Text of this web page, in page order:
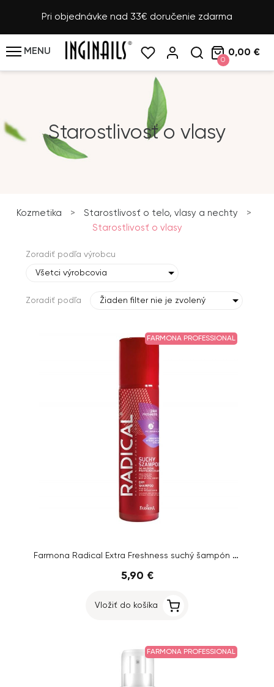
Pri objednávke nad 33€ doručenie zdarma
MENU
0
0,00 €
Starostlivosť o vlasy
Kozmetika > Starostlivosť o telo, vlasy a nechty
>
Starostlivosť o vlasy
Zoradiť podľa výrobcu
Všetci výrobcovia
Zoradiť podľa Žiaden filter nie je zvolený
FARMONA PROFESSIONAL
Farmona Radical Extra Freshness suchý šampón pre mastné vlasy, 180 ml
5,90 €
Vložiť do košíka
FARMONA PROFESSIONAL